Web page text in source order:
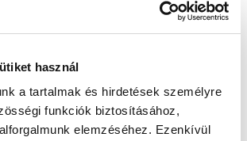
használ
a tartalmak és hirdetések személyre
funkciók biztosításához,
elemzéséhez. Ezenkívül
📦
RAKTÁRON